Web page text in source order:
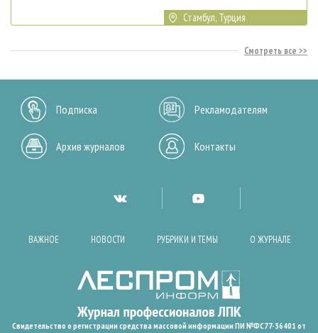
Стамбул, Турция
Смотреть все
Подписка Рекламодателям
Архив журналов Контакты
ВАЖНОЕ НОВОСТИ РУБРИКИ И ТЕМЫ О ЖУРНАЛЕ
Свидетельство о регистрации средства массовой информации ПИ №ФС77-36401 от